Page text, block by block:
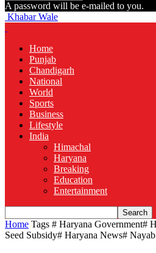
A password will be e-mailed to you.
Khabar Wale
Home
Punjab
Chandigarh
National
World
Sports
Business
Lifestyle
India
Himachal
Haryana
Breaking
Education
Entertainment
Home Tags # Haryana Government#
Seed Subsidy# Haryana News#